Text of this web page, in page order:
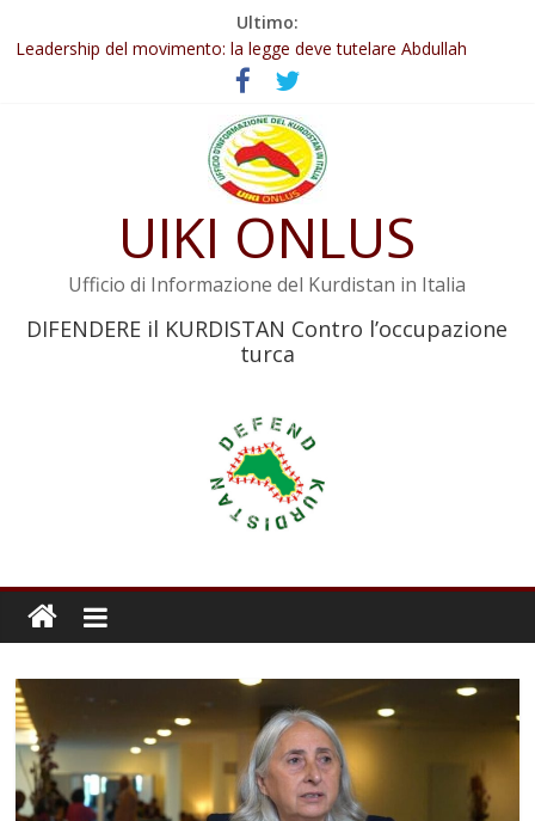
Ultimo:
Abdullah Öcalan: Le legge negativa deve essere trasformata in
legge positiva
Leadership del movimento: la legge deve tutelare Abdullah
Commissione donne del KNK: Şengal è di nuovo sotto minaccia
Non tenere conto della situazione di Rêber Apo ostacolerebbe
Il KNK chiede un’azione internazionale contro i crimini di guerra
UIKI ONLUS
Ufficio di Informazione del Kurdistan in Italia
DIFENDERE il KURDISTAN Contro l’occupazione
turca